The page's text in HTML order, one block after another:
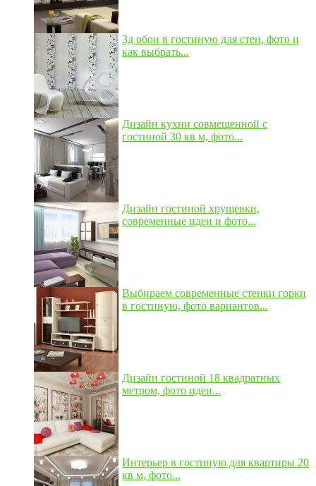
3д обои в гостиную для стен, фото и
как выбрать...
Дизайн кухни совмещенной с
гостиной 30 кв м, фото...
Дизайн гостиной хрущевки,
современные идеи и фото...
Выбираем современные стенки горки
в гостиную, фото вариантов...
Дизайн гостиной 18 квадратных
метром, фото идеи...
Интерьер в гостиную для квартиры 20
кв м, фото...